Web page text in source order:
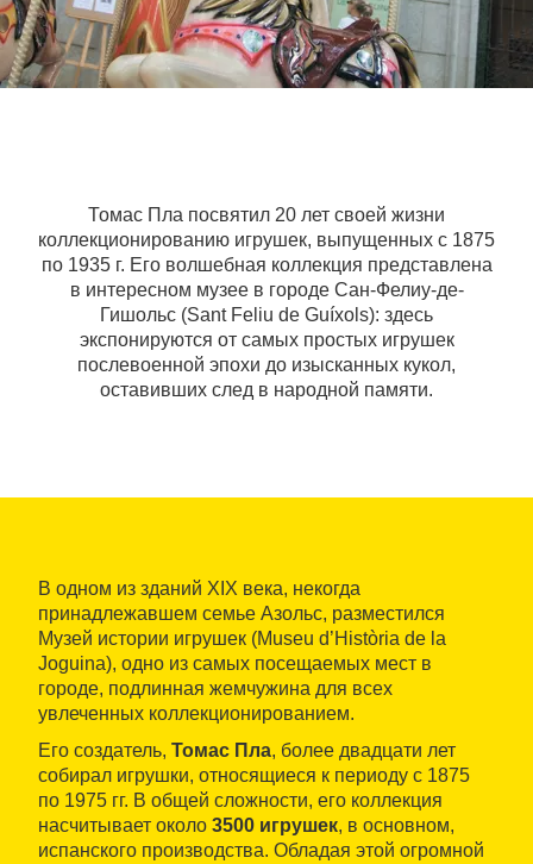
Томас Пла посвятил 20 лет своей жизни
коллекционированию игрушек, выпущенных с 1875
по 1935 г. Его волшебная коллекция представлена
в интересном музее в городе Сан-Фелиу-де-
Гишольс (Sant Feliu de Guíxols): здесь
экспонируются от самых простых игрушек
послевоенной эпохи до изысканных кукол,
оставивших след в народной памяти.
В одном из зданий XIX века, некогда
принадлежавшем семье Азольс, разместился
Музей истории игрушек (Museu d’Història de la
Joguina), одно из самых посещаемых мест в
городе, подлинная жемчужина для всех
увлеченных коллекционированием.
Его создатель, Томас Пла, более двадцати лет
собирал игрушки, относящиеся к периоду с 1875
по 1975 гг. В общей сложности, его коллекция
насчитывает около 3500 игрушек, в основном,
испанского производства. Обладая этой огромной